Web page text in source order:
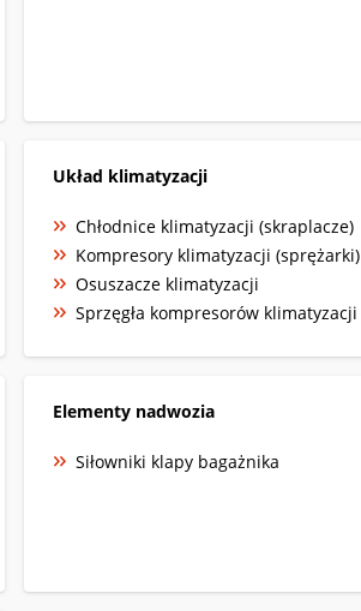
Układ klimatyzacji
Chłodnice klimatyzacji (skraplacze)
Kompresory klimatyzacji (sprężarki)
Osuszacze klimatyzacji
Sprzęgła kompresorów klimatyzacji
Elementy nadwozia
Siłowniki klapy bagażnika